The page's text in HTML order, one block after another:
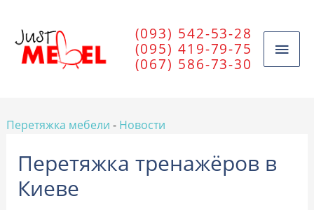
(093) 542-53-28
(095) 419-79-75
(067) 586-73-30
Перетяжка мебели - Новости
Перетяжка тренажёров в
Киеве